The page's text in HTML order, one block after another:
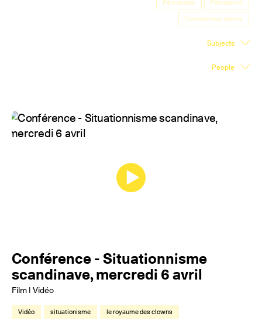
Fr
Percussion
Percussion
Compositeur danois
Subjects
People
Conférence - Situationnisme
scandinave, mercredi 6 avril
Film | Vidéo
Vidéo situationisme
le royaume des clowns